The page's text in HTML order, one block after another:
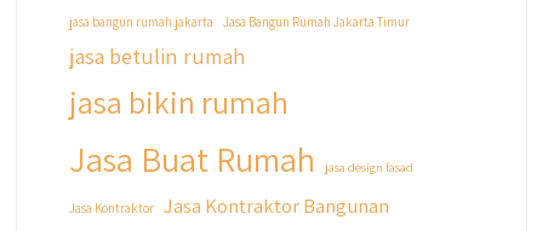
Untuk informasi lebih lanjut terkait program
di bio yaa
#jasabangunrumahjakarta
#jasarenovasirumahjakarta
#kontraktorjakarta #kontraktorbangunan
#kontraktorbangunanjakarta
jasa bangun rumah jakarta Jasa Bangun Rumah Jakarta Timur
jasa betulin rumah
jasa bikin rumah
Jasa Buat Rumah jasa design fasad
Jasa Kontraktor Jasa Kontraktor Bangunan